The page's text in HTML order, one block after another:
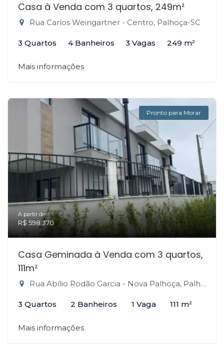
Casa à Venda com 3 quartos, 249m²
Rua Carlos Weingartner - Centro, Palhoça-SC
3 Quartos 4 Banheiros 3 Vagas 249 m²
Mais informações
Pronto para Morar
A partir de:
R$ 598.370
Casa Geminada à Venda com 3 quartos,
111m²
Rua Abílio Rodão Garcia - Nova Palhoça, Palhoça-SC
3 Quartos 2 Banheiros 1 Vaga 111 m²
Mais informações